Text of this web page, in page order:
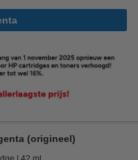
(origineel)